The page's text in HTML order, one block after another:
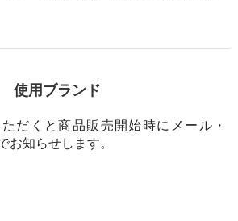
使用ブランド
だくと商品販売開始時にメール・
お知らせします。